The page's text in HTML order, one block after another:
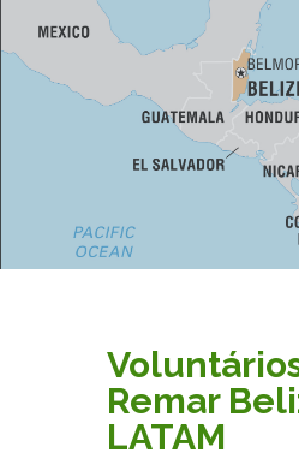
Remar
LATAM